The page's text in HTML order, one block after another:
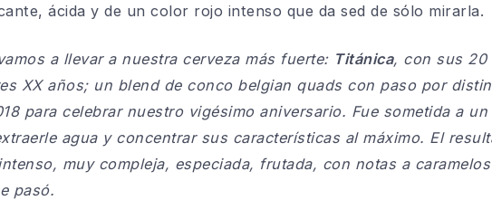
ácida y de un color rojo intenso que da sed de sólo mirarla.
a llevar a nuestra cerveza más fuerte: Titánica, con sus 20
XX años; un blend de conco belgian quads con paso por
para celebrar nuestro vigésimo aniversario. Fue sometida a un
agua y concentrar sus características al máximo. El
muy compleja, especiada, frutada, con notas a
pasó.